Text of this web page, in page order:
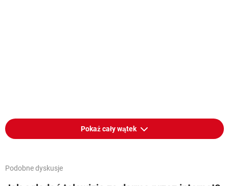
Pokaż cały wątek
Podobne dyskusje